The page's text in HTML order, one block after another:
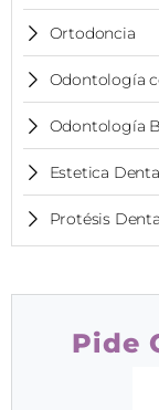
Ortodoncia
Odontología
Odontología
Estetica
Protésis
Pide